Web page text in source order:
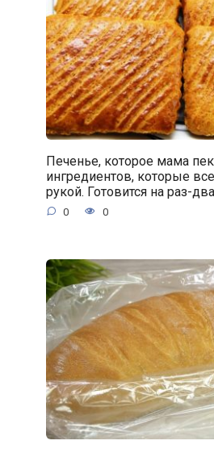
Печенье, которое мама
ингредиентов, которые
рукой. Готовится на раз-два
0 0